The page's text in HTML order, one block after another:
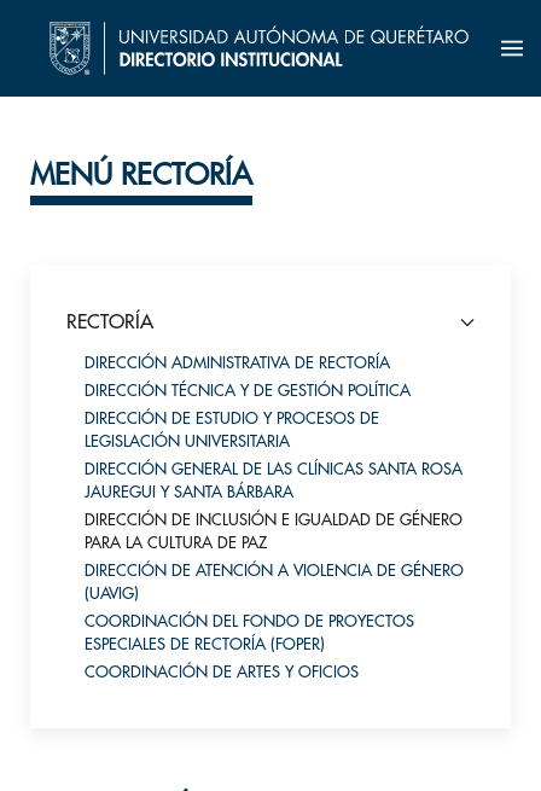
MENÚ RECTORÍA
RECTORÍA
DIRECCIÓN ADMINISTRATIVA DE RECTORÍA
DIRECCIÓN TÉCNICA Y DE GESTIÓN POLÍTICA
DIRECCIÓN DE ESTUDIO Y PROCESOS DE
LEGISLACIÓN UNIVERSITARIA
DIRECCIÓN GENERAL DE LAS CLÍNICAS SANTA ROSA
JAUREGUI Y SANTA BÁRBARA
DIRECCIÓN DE INCLUSIÓN E IGUALDAD DE GÉNERO
PARA LA CULTURA DE PAZ
DIRECCIÓN DE ATENCIÓN A VIOLENCIA DE GÉNERO
(UAVIG)
COORDINACIÓN DEL FONDO DE PROYECTOS
ESPECIALES DE RECTORÍA (FOPER)
COORDINACIÓN DE ARTES Y OFICIOS